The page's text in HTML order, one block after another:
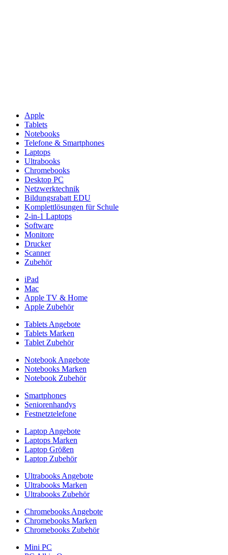
Apple
Tablets
Notebooks
Telefone & Smartphones
Laptops
Ultrabooks
Chromebooks
Desktop PC
Netzwerktechnik
Bildungsrabatt EDU
Komplettlösungen für Schule
2-in-1 Laptops
Software
Monitore
Drucker
Scanner
Zubehör
iPad
Mac
Apple TV & Home
Apple Zubehör
Tablets Angebote
Tablets Marken
Tablet Zubehör
Notebook Angebote
Notebooks Marken
Notebook Zubehör
Smartphones
Seniorenhandys
Festnetztelefone
Laptop Angebote
Laptops Marken
Laptop Größen
Laptop Zubehör
Ultrabooks Angebote
Ultrabooks Marken
Ultrabooks Zubehör
Chromebooks Angebote
Chromebooks Marken
Chromebooks Zubehör
Mini PC